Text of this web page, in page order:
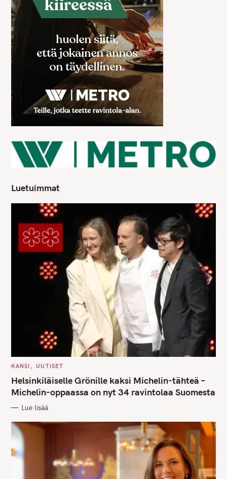
Luetuimmat
C
T
E
G
O
I
S
KANSI UUTISET
Helsinkiläiselle Grönille kaksi Michelin-tähteä –
Michelin-oppaassa on nyt 34 ravintolaa Suomesta
Lue lisää